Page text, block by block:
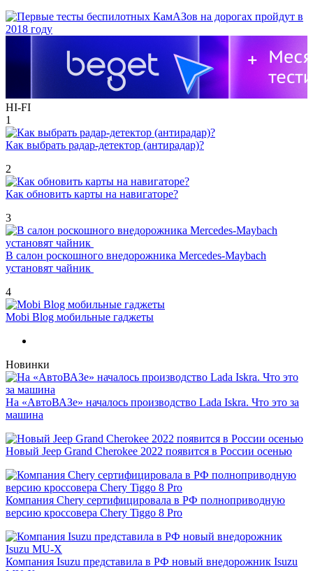
HI-FI
1
Как выбрать радар-детектор (антирадар)?
2
Как обновить карты на навигаторе?
3
В салон роскошного внедорожника Mercedes-Maybach
установят чайник
4
Mobi Blog мобильные гаджеты
Новинки
На «АвтоВАЗе» началось производство Lada Iskra. Что это за
машина
Новый Jeep Grand Cherokee 2022 появится в России осенью
Компания Chery сертифицировала в РФ полноприводную
версию кроссовера Chery Tiggo 8 Pro
Компания Isuzu представила в РФ новый внедорожник Isuzu